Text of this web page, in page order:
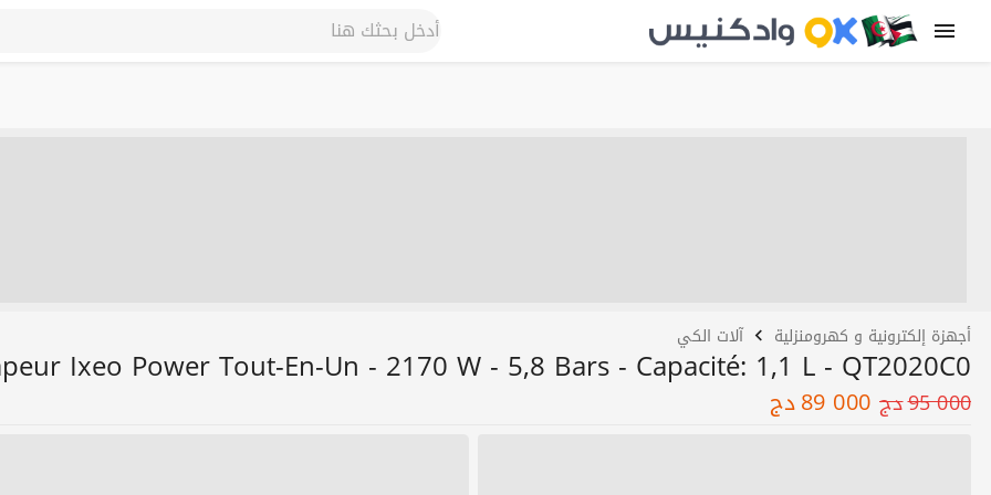
أجهزة إلكترونية و كهرومنزلية آلات الكي
Ixeo Power Tout-En-Un - 2170 W - 5,8 Bars - Capacité: 1,1 L - QT2020C0
95 000دج 89 000دج